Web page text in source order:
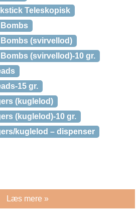
Teleskopisk
(svirvellod)
(svirvellod)-10 gr.
15 gr.
(kuglelod)
(kuglelod)-10 gr.
kuglelod – dispenser
Læs mere »